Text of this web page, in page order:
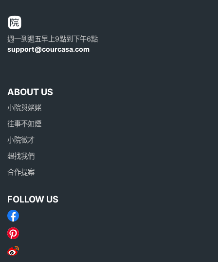
週一到週五早上9點到下午6點
support@courcasa.com
ABOUT US
小院與姥姥
往事不如煙
小院徵才
想找我們
合作提案
FOLLOW US